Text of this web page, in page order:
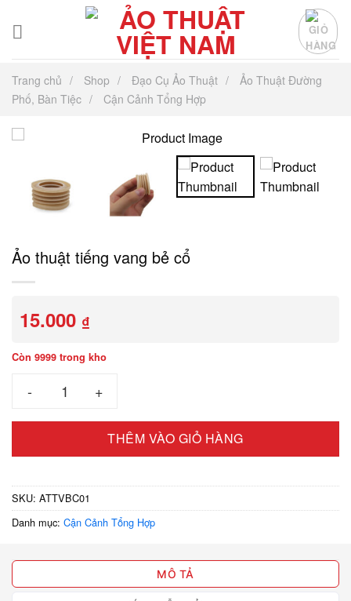
đến
Trang chủ Shop Đạo Cụ Ảo Thuật
Ảo Thuật Đường
Phố, Bàn Tiệc
Cận Cảnh Tổng Hợp
Ảo thuật tiếng vang bẻ cổ
15.000 ₫
Còn 9999 trong kho
THÊM VÀO GIỎ HÀNG
SKU: ATTVBC01
Danh mục: Cận Cảnh Tổng Hợp
MÔ TẢ